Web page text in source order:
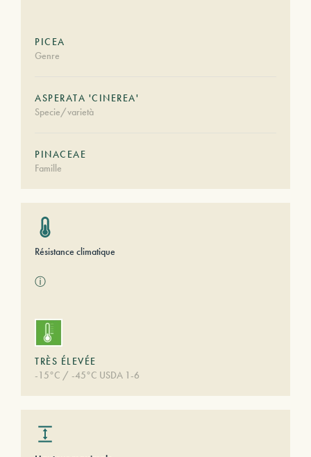
PICEA
Genre
ASPERATA 'CINEREA'
Specie/varietà
PINACEAE
Famille
Résistance climatique
ⓘ
TRÈS ÉLEVÉE
-15°C / -45°C USDA 1-6